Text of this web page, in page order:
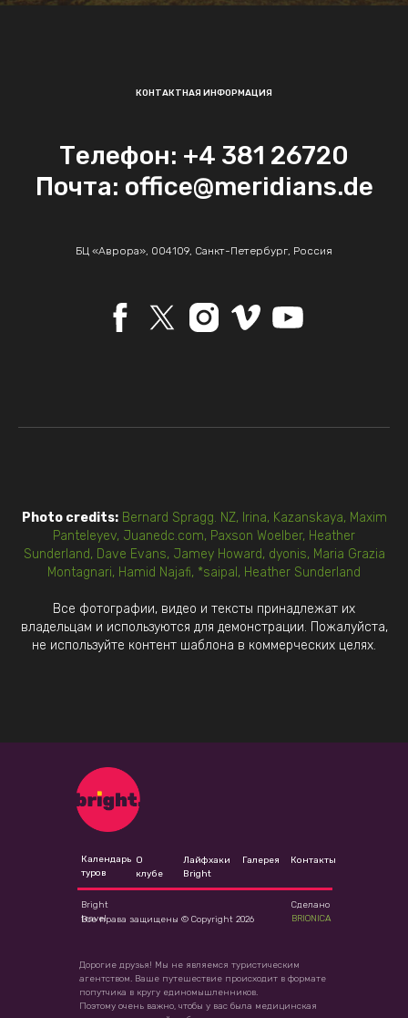
КОНТАКТНАЯ ИНФОРМАЦИЯ
Телефон: +4 381 26720
Почта: office@meridians.de
БЦ «Аврора», 004109, Санкт-Петербург, Россия
Photo credits: Bernard Spragg. NZ, Irina, Kazanskaya, Maxim
Panteleyev, Juanedc.com, Paxson Woelber, Heather
Sunderland, Dave Evans, Jamey Howard, dyonis, Maria Grazia
Montagnari, Hamid Najafi, *saipal, Heather Sunderland
Все фотографии, видео и тексты принадлежат их
владельцам и используются для демонстрации. Пожалуйста,
не используйте контент шаблона в коммерческих целях.
Календарь
туров
Дорогие друзья! Мы не являемся туристическим
агентством. Ваше путешествие происходит в формате
попутчика в кругу единомышленников.
Поэтому очень важно, чтобы у вас была медицинская
О
клубе
Лайфхаки
Bright
Галерея Контакты
Все права защищены © Copyright 2026
Bright
travel
Сделано
BRIONICA